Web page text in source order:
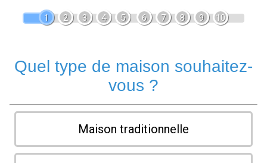
1 2 3 4 5 6 7 8 9 10
Quel type de maison souhaitez-
vous ?
Maison traditionnelle